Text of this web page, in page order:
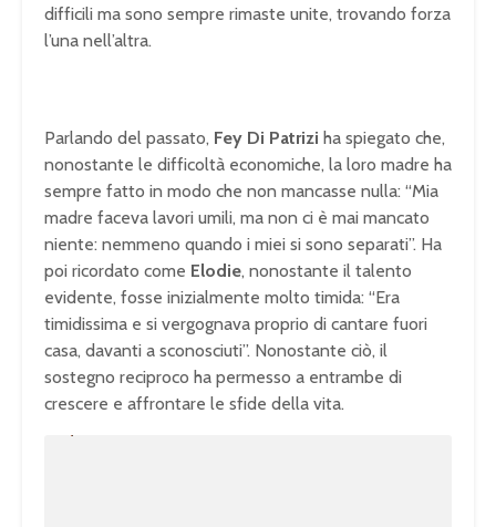
difficili ma sono sempre rimaste unite, trovando forza
l’una nell’altra.
Parlando del passato, Fey Di Patrizi ha spiegato che,
nonostante le difficoltà economiche, la loro madre ha
sempre fatto in modo che non mancasse nulla: “Mia
madre faceva lavori umili, ma non ci è mai mancato
niente: nemmeno quando i miei si sono separati”. Ha
poi ricordato come Elodie, nonostante il talento
evidente, fosse inizialmente molto timida: “Era
timidissima e si vergognava proprio di cantare fuori
casa, davanti a sconosciuti”. Nonostante ciò, il
sostegno reciproco ha permesso a entrambe di
crescere e affrontare le sfide della vita.